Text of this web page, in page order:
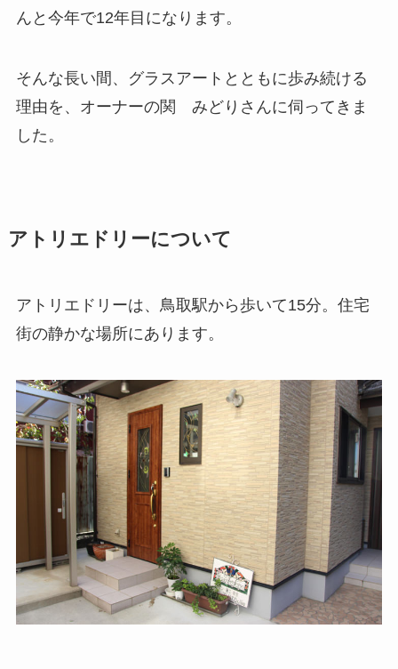
んと今年で12年目になります。
そんな長い間、グラスアートとともに歩み続ける
理由を、オーナーの関 みどりさんに伺ってきま
した。
アトリエドリーについて
アトリエドリーは、鳥取駅から歩いて15分。住宅
街の静かな場所にあります。